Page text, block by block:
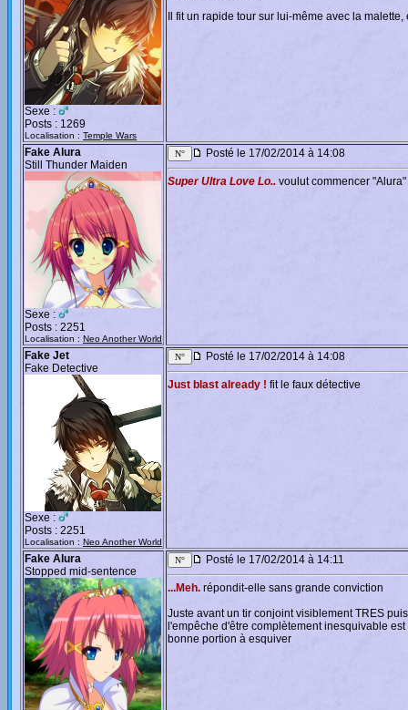
Sexe :
Posts : 1269
Localisation : Temple Wars
Il fit un rapide tour sur lui-même avec la
Fake Alura
Still Thunder Maiden
Sexe :
Posts : 2251
Localisation : Neo Another World
Posté le 17/02/2014 à 14:08
Super Ultra Love Lo.. voulut commencer "Alura"
Fake Jet
Fake Detective
Sexe :
Posts : 2251
Localisation : Neo Another World
Posté le 17/02/2014 à 14:08
Just blast already ! fit le faux détective
Fake Alura
Stopped mid-sentence
Posté le 17/02/2014 à 14:11
...Meh. répondit-elle sans grande conviction
Juste avant un tir conjoint visiblement TRES
l'empêche d'être complètement inesquivable
bonne portion à esquiver